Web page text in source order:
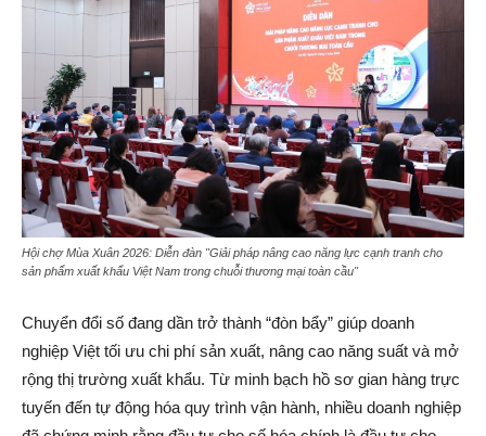
Hội chợ Mùa Xuân 2026: Diễn đàn "Giải pháp nâng cao năng lực cạnh tranh cho
sản phẩm xuất khẩu Việt Nam trong chuỗi thương mại toàn cầu"
Chuyển đổi số đang dần trở thành “đòn bẩy” giúp doanh
nghiệp Việt tối ưu chi phí sản xuất, nâng cao năng suất và mở
rộng thị trường xuất khẩu. Từ minh bạch hồ sơ gian hàng trực
tuyến đến tự động hóa quy trình vận hành, nhiều doanh nghiệp